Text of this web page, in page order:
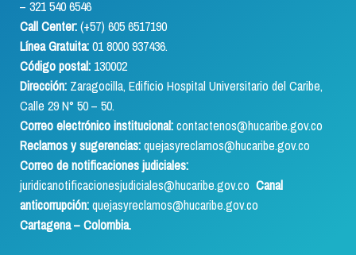
– 321 540 6546
Call Center:(+57) 605 6517190
Línea Gratuita:01 8000 937436.
Código postal: 130002
Dirección: Zaragocilla, Edificio Hospital Universitario del Caribe,
Calle 29 N° 50 – 50.
Correo electrónico institucional:contactenos@hucaribe.gov.co
Reclamos y sugerencias:quejasyreclamos@hucaribe.gov.co
Correo de notificaciones judiciales:
juridicanotificacionesjudiciales@hucaribe.gov.co Canal
anticorrupción:quejasyreclamos@hucaribe.gov.co
Cartagena – Colombia.